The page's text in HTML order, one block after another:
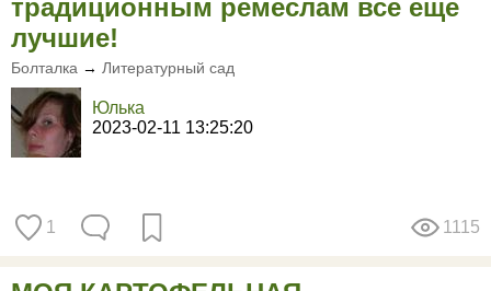
традиционным ремеслам все еще
лучшие!
Болталка → Литературный сад
Юлька
2023-02-11 13:25:20
1 1115